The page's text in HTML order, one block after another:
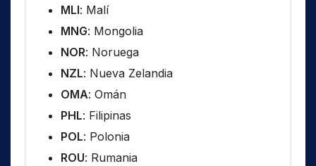
MLI: Malí
MNG: Mongolia
NOR: Noruega
NZL: Nueva Zelandia
OMA: Omán
PHL: Filipinas
POL: Polonia
ROU: Rumania